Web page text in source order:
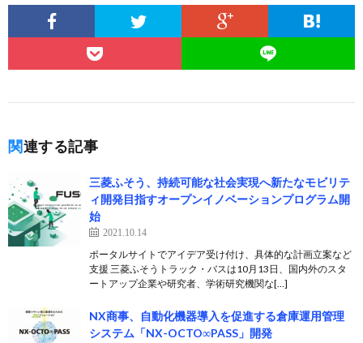
関連する記事
三菱ふそう、持続可能な社会実現へ新たなモビリテ
ィ開発目指すオープンイノベーションプログラム開
始
2021.10.14
ポータルサイトでアイデア受け付け、具体的な計画立案など
支援 三菱ふそうトラック・バスは10月13日、国内外のスタ
ートアップ企業や研究者、学術研究機関な[…]
NX商事、自動化機器導入を促進する倉庫運用管理
システム「NX-OCTO∞PASS」開発